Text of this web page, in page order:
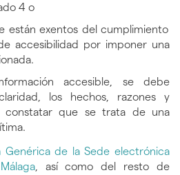
4 o
están exentos del cumplimiento
accesibilidad por imponer una
accesible, se debe
los hechos, razones y
constatar que se trata de una
Genérica de la Sede electrónica
, así como del resto de